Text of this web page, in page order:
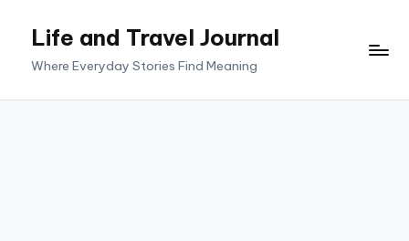
Life and Travel Journal
Where Everyday Stories Find Meaning